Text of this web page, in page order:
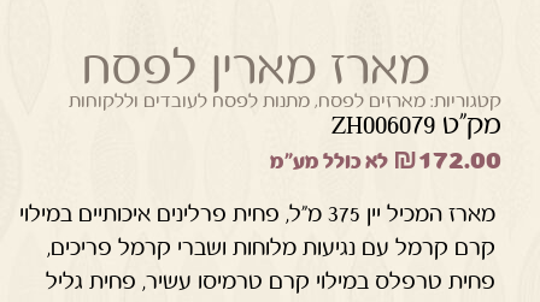
מארז מארין לפסח
קטגוריות: מארזים לפסח,מתנות לפסח לעובדים וללקוחות
מק"ט ZH006079
₪172.00 לא כולל מע"מ
מארז המכיל יין 375 מ"ל, פחית פרלינים איכותיים במילוי
קרם קרמל עם נגיעות מלוחות ושברי קרמל פריכים,
פחית טרפלס במילוי קרם טרמיסו עשיר, פחית גליל